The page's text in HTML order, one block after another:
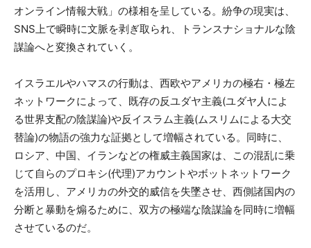
オンライン情報大戦」の様相を呈している。紛争の現実は、
SNS上で瞬時に文脈を剥ぎ取られ、トランスナショナルな陰
謀論へと変換されていく。
イスラエルやハマスの行動は、西欧やアメリカの極右・極左
ネットワークによって、既存の反ユダヤ主義(ユダヤ人によ
る世界支配の陰謀論)や反イスラム主義(ムスリムによる大交
替論)の物語の強力な証拠として増幅されている。同時に、
ロシア、中国、イランなどの権威主義国家は、この混乱に乗
じて自らのプロキシ(代理)アカウントやボットネットワーク
を活用し、アメリカの外交的威信を失墜させ、西側諸国内の
分断と暴動を煽るために、双方の極端な陰謀論を同時に増幅
させているのだ。